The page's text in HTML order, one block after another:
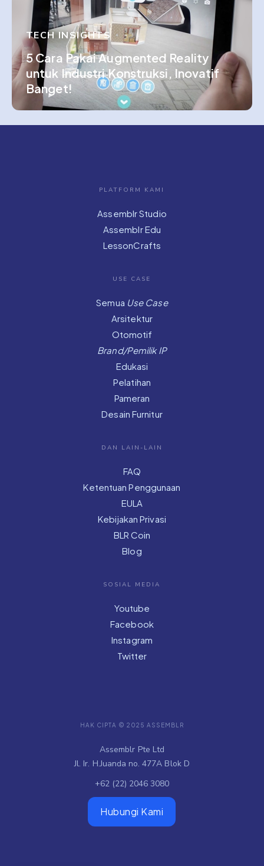
TECH INSIGHTS
5 Cara Pakai Augmented Reality
untuk Industri Konstruksi, Inovatif
Banget!
PLATFORM KAMI
Assemblr Studio
Assemblr Edu
LessonCrafts
USE CASE
Semua Use Case
Arsitektur
Otomotif
Brand/Pemilik IP
Edukasi
Pelatihan
Pameran
Desain Furnitur
DAN LAIN-LAIN
FAQ
Ketentuan Penggunaan
EULA
Kebijakan Privasi
BLR Coin
Blog
SOSIAL MEDIA
Youtube
Facebook
Instagram
Twitter
HAK CIPTA © 2025 ASSEMBLR
Assemblr Pte Ltd
Jl. Ir. H.Juanda no. 477A Blok D
+62 (22) 2046 3080
Hubungi Kami